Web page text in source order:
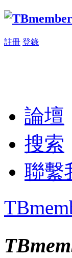
註冊 登錄
論壇
搜索
聯繫